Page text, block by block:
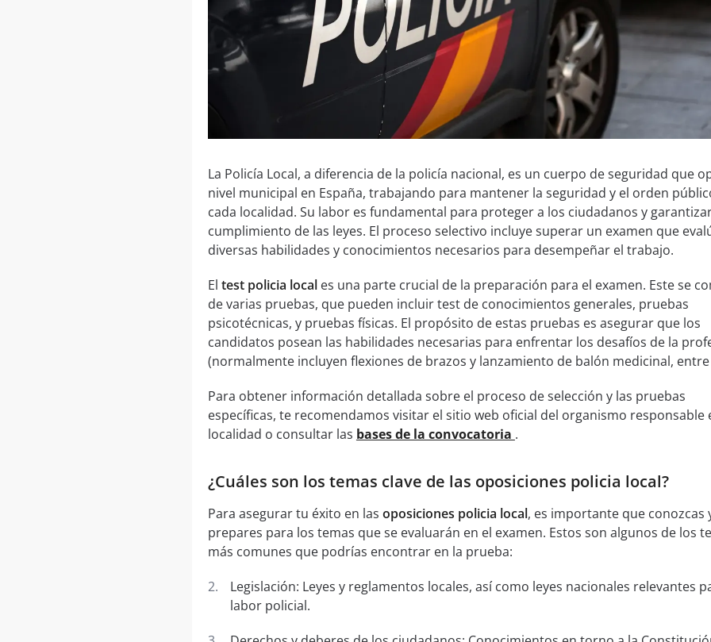
La Policía Local, a diferencia de la policía nacional, es un cuerpo de seguridad que
nivel municipal en España, trabajando para mantener la seguridad y el orden
cada localidad. Su labor es fundamental para proteger a los ciudadanos y
cumplimiento de las leyes. El proceso selectivo incluye superar un examen que
diversas habilidades y conocimientos necesarios para desempeñar el trabajo.
El test policia locales una parte crucial de la preparación para el examen. Este se
de varias pruebas, que pueden incluir test de conocimientos generales, pruebas
psicotécnicas, y pruebas físicas. El propósito de estas pruebas es asegurar que los
candidatos posean las habilidades necesarias para enfrentar los desafíos de la
(normalmente incluyen flexiones de brazos y lanzamiento de balón medicinal,
Para obtener información detallada sobre el proceso de selección y las pruebas
específicas, te recomendamos visitar el sitio web oficial del organismo responsable
localidad o consultar las bases de la convocatoria .
¿Cuáles son los temas clave de las oposiciones policia local?
Para asegurar tu éxito en las oposiciones policia local, es importante que conozcas
prepares para los temas que se evaluarán en el examen. Estos son algunos de los
más comunes que podrías encontrar en la prueba:
Legislación: Leyes y reglamentos locales, así como leyes nacionales relevantes
labor policial.